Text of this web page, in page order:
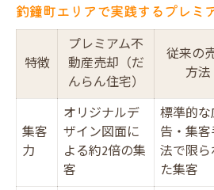
売却成功の決め手とな
覧
高評価を生む売主様イ
売却体験談から学ぶ安
一級建築士の調査報告が叶
一級建築士による調査
建物状況報告書が防ぐ
釣鐘町エリアで実践するプレミ
特徴
プレミアム不
動産売却（だ
んらん住宅）
従来の
方法
集客
力
オリジナルデ
ザイン図面に
よる約2倍の集
客
標準的
告・集
法で限
た集客